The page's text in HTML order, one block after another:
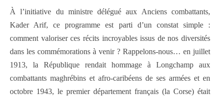
À l’initiative du ministre délégué aux Anciens combattants,
Kader Arif, ce programme est parti d’un constat simple :
comment valoriser ces récits incroyables issus de nos diversités
dans les commémorations à venir ? Rappelons-nous… en juillet
1913, la République rendait hommage à Longchamp aux
combattants maghrébins et afro-caribéens de ses armées et en
octobre 1943, le premier département français (la Corse) était